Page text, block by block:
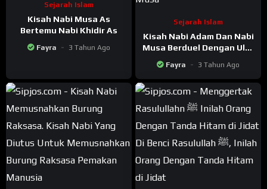
Sejarah Islam
Kisah Nabi Musa As
Bertemu Nabi Khidir As
Fayra 3 Tahun Ago
Sejarah Islam
Kisah Nabi Adam Dan Nabi
Musa Berduel Dengan Ular
Fayra 3 Tahun Ago